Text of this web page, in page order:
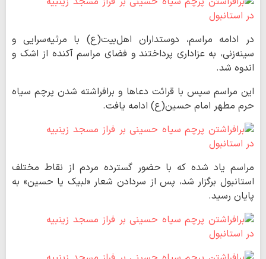
در ادامه مراسم، دوستداران اهل‌بیت(ع) با مرثیه‌سرایی و
سینه‌زنی، به عزاداری پرداختند و فضای مراسم آکنده از اشک و
اندوه شد.
این مراسم سپس با قرائت دعاها و برافراشته شدن پرچم سیاه
حرم مطهر امام حسین(ع) ادامه یافت.
مراسم یاد شده که با حضور گسترده مردم از نقاط مختلف
استانبول برگزار شد، پس از سردادن شعار «لبیک یا حسین» به
پایان رسید.